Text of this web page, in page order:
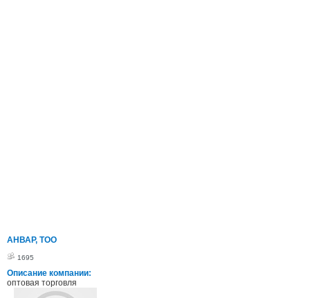
АНВАР, ТОО
1695
Описание компании:
оптовая торговля